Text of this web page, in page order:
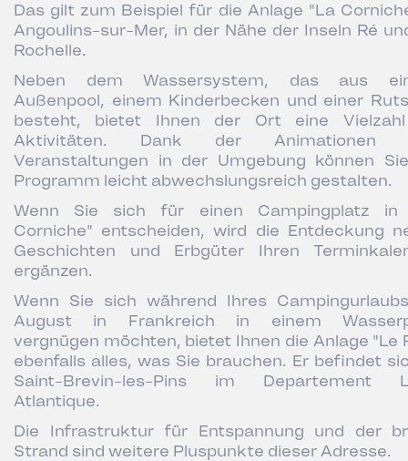
Das gilt zum Beispiel für die Anlage "La
Angoulins-sur-Mer, in der Nähe der Inseln Ré
Rochelle.
Neben dem Wassersystem, das aus
Außenpool, einem Kinderbecken und einer
besteht, bietet Ihnen der Ort eine
Aktivitäten. Dank der Animationen
Veranstaltungen in der Umgebung können
Programm leicht abwechslungsreich gestalten.
Wenn Sie sich für einen Campingplatz in
Corniche" entscheiden, wird die Entdeckung
Geschichten und Erbgüter Ihren
ergänzen.
Wenn Sie sich während Ihres
August in Frankreich in einem
vergnügen möchten, bietet Ihnen die Anlage "Le
ebenfalls alles, was Sie brauchen. Er befindet
Saint-Brevin-les-Pins im Departement
Atlantique.
Die Infrastruktur für Entspannung und der
Strand sind weitere Pluspunkte dieser Adresse.